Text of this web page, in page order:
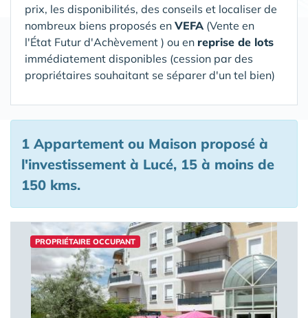
prix, les disponibilités, des conseils et localiser de
nombreux biens proposés en VEFA (Vente en
l'État Futur d'Achèvement ) ou en reprise de lots
immédiatement disponibles (cession par des
propriétaires souhaitant se séparer d'un tel bien)
1 Appartement ou Maison proposé à
l'investissement à Lucé, 15 à moins de
150 kms.
PROPRIÉTAIRE OCCUPANT